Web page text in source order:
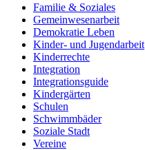
Familie & Soziales
Gemeinwesenarbeit
Demokratie Leben
Kinder- und Jugendarbeit
Kinderrechte
Integration
Integrationsguide
Kindergärten
Schulen
Schwimmbäder
Soziale Stadt
Vereine